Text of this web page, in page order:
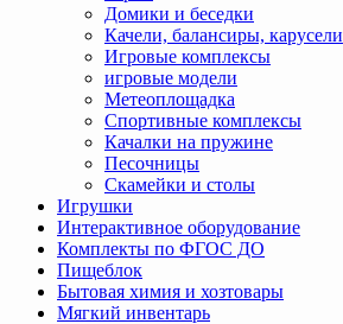
Домики и беседки
Качели, балансиры, карусели
Игровые комплексы
игровые модели
Метеоплощадка
Спортивные комплексы
Качалки на пружине
Песочницы
Скамейки и столы
Игрушки
Интерактивное оборудование
Комплекты по ФГОС ДО
Пищеблок
Бытовая химия и хозтовары
Мягкий инвентарь